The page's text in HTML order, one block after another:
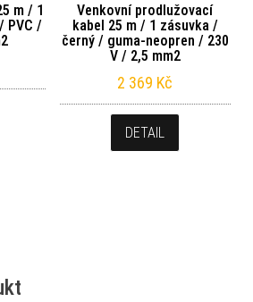
m / 1
PVC /
Venkovní prodlužovací
kabel 25 m / 1 zásuvka /
černý / guma-neopren / 230
V / 2,5 mm2
2 369 Kč
DETAIL